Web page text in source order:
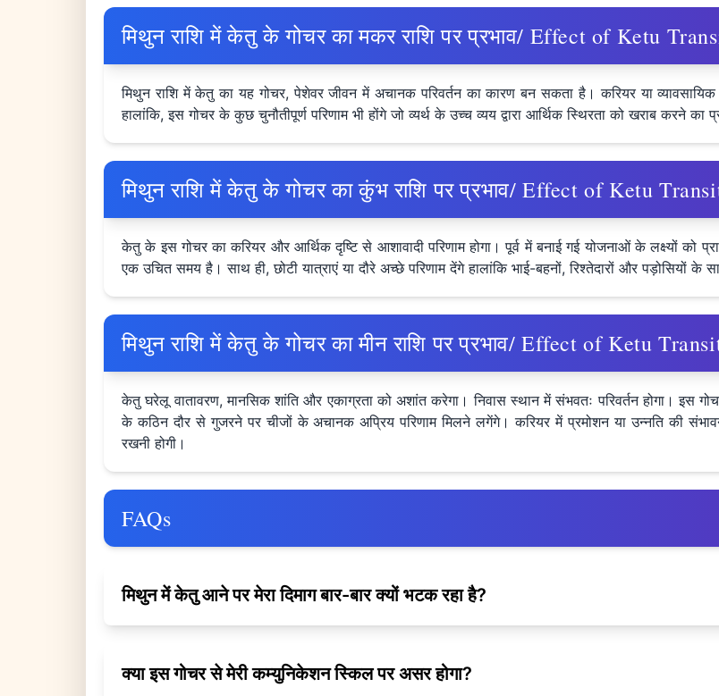
मिथुन राशि में केतु के गोचर का मकर राशि पर प्रभाव/ Effect of Ketu
मिथुन राशि में केतु का यह गोचर, पेशेवर जीवन में अचानक परिवर्तन का कारण बन सकता है। करियर या
हालांकि, इस गोचर के कुछ चुनौतीपूर्ण परिणाम भी होंगे जो व्यर्थ के उच्च व्यय द्वारा आर्थिक स्थिरता को खराब करने
मिथुन राशि में केतु के गोचर का कुंभ राशि पर प्रभाव/ Effect of Ketu
केतु के इस गोचर का करियर और आर्थिक दृष्टि से आशावादी परिणाम होगा। पूर्व में बनाई गई योजनाओं के लक्ष्यों
एक उचित समय है। साथ ही, छोटी यात्राएं या दौरे अच्छे परिणाम देंगे हालांकि भाई-बहनों, रिश्तेदारों और पड़ोसियों
मिथुन राशि में केतु के गोचर का मीन राशि पर प्रभाव/ Effect of Ketu
केतु घरेलू वातावरण, मानसिक शांति और एकाग्रता को अशांत करेगा। निवास स्थान में संभवतः परिवर्तन होगा।
के कठिन दौर से गुजरने पर चीजों के अचानक अप्रिय परिणाम मिलने लगेंगे। करियर में प्रमोशन या उन्नति की
रखनी होगी।
FAQs
मिथुन में केतु आने पर मेरा दिमाग बार-बार क्यों भटक रहा है?
क्या इस गोचर से मेरी कम्युनिकेशन स्किल पर असर होगा?